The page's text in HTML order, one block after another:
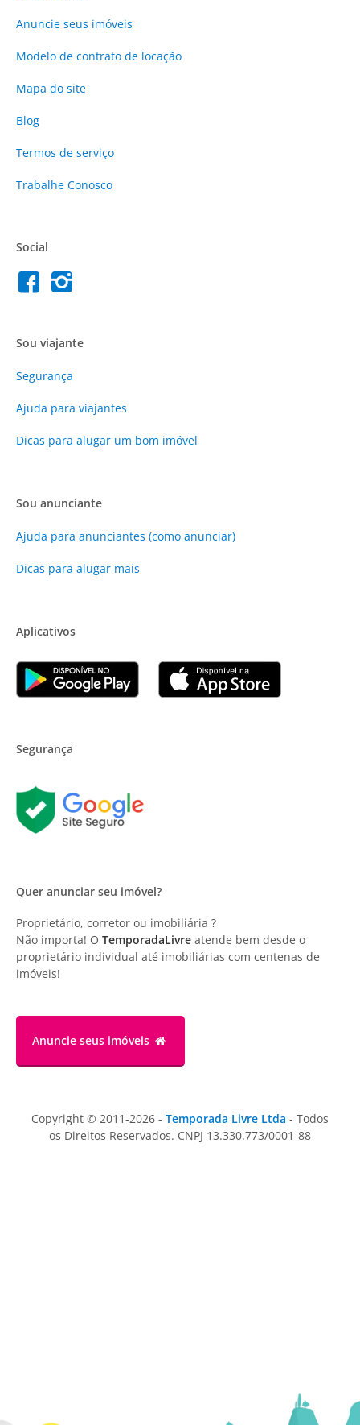
Anuncie seus imóveis
Modelo de contrato de locação
Mapa do site
Blog
Termos de serviço
Trabalhe Conosco
Social
Sou viajante
Segurança
Ajuda para viajantes
Dicas para alugar um bom imóvel
Sou anunciante
Ajuda para anunciantes (como anunciar)
Dicas para alugar mais
Aplicativos
Segurança
Quer anunciar seu imóvel?
Proprietário, corretor ou imobiliária ?
Não importa! O TemporadaLivre atende bem desde o
proprietário individual até imobiliárias com centenas de
imóveis!
Anuncie seus imóveis
Copyright © 2011-2026 - Temporada Livre Ltda - Todos
os Direitos Reservados. CNPJ 13.330.773/0001-88